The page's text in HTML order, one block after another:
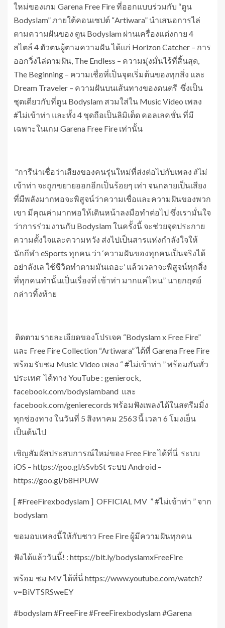
ใหม่ของเกม Garena Free Fire ที่ออกแบบร่วมกับ “ตูน
Bodyslam” ภายใต้คอนเซปต์ “Artiwara” นำเสนอการไล่
ตามความฝันของ ตูน Bodyslam ผ่านเครื่องแต่งกาย 4
สไตล์ 4 ตัวตนผู้ตามความฝัน ได้แก่ Horizon Catcher – การ
ออกวิ่งไล่ตามฝัน, The Endless – ความมุ่งมั่นไร้ที่สิ้นสุด,
The Beginning – ความเชื่อที่เป็นจุดเริ่มต้นของทุกสิ่ง และ
Dream Traveler – ความฝันบนเส้นทางของดนตรี ซึ่งเป็น
ชุดเดียวกับที่ตูน Bodyslam สวมใส่ใน Music Video เพลง
#ไม่เข้าท่า และทั้ง 4 ชุดถือเป็นลิมิเต็ด คอลเลคชั่น ที่มี
เฉพาะในเกม Garena Free Fire เท่านั้น
“การีน่าเชื่อว่าเสียงของคนรุ่นใหม่ที่ส่งต่อไปกับเพลง #ไม่
เข้าท่า จะถูกขยายออกอีกเป็นร้อยๆ เท่า จนกลายเป็นเสียง
ที่มีพลังมากพอจะพิสูจน์ว่าความเชื่อและความฝันของพวก
เขา มีคุณค่ามากพอให้เดินหน้าลงมือทำต่อไป ซึ่งเรามั่นใจ
ว่าการร่วมงานกับ Bodyslam ในครั้งนี้ จะช่วยจุดประกาย
ความตั้งใจและความหวัง ส่งไปเป็นสารแห่งกำลังใจให้
นักกีฬา eSports ทุกคน ว่า ‘ความฝันของทุกคนเป็นจริงได้
อย่าลังเล ใช้ชีวิตทำตามมันเถอะ’ แล้วเวลาจะพิสูจน์ทุกสิ่ง
ที่ทุกคนทำนั้นเป็นเรื่องที่ เข้าท่า มากแค่ไหน” นายกฤตย์
กล่าวทิ้งท้าย
ติดตามรายละเอียดของโปรเจค “Bodyslam x Free Fire”
และ Free Fire Collection “Artiwara” ได้ที่ Garena Free Fire
พร้อมรับชม Music Video เพลง “ #ไม่เข้าท่า ” พร้อมกันทั่ว
ประเทศ ได้ทาง YouTube : genierock,
facebook.com/bodyslamband และ
facebook.com/genierecords พร้อมฟังเพลงได้ในสตรีมมิ่ง
ทุกช่องทาง ในวันที่ 5 สิงหาคม 2563 นี้ เวลา 6 โมงเย็น
เป็นต้นไป
เชิญสัมผัสประสบการณ์ใหม่ของ Free Fire ได้ที่นี่ ระบบ
iOS – https://goo.gl/sSvbSt ระบบ Android –
https://goo.gl/b8HPUW
[ #FreeFirexbodyslam ] OFFICIAL MV ” #ไม่เข้าท่า ” จาก
bodyslam
ขอมอบเพลงนี้ให้กับชาว Free Fire ผู้มีความฝันทุกคน
ฟังได้แล้ววันนี้! : https://bit.ly/bodyslamxFreeFire
พร้อม ชม MV ได้ที่นี่ https://www.youtube.com/watch?
v=BiVTSRSweEY
#bodyslam #FreeFire #FreeFirexbodyslam #Garena